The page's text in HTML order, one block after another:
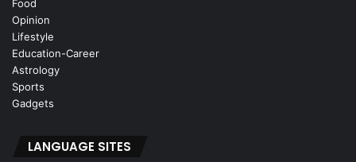
Food
Opinion
Lifestyle
Education-Career
Astrology
Sports
Gadgets
LANGUAGE SITES